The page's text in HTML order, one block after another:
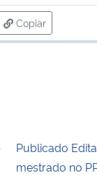
Copiar
para área de
Publicado
mestrado no